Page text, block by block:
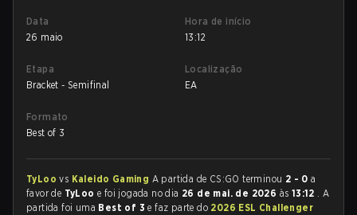
Data
26 maio
Hora de início
13:12
Etapa
Bracket - Semifinal
Localização
EA
Formato
Best of 3
TyLoovs Kaleido Gaming A partida de CS:GO terminou 2 - 0 a
favor de TyLooe foi jogada no dia 26 de mai. de 2026 às 13:12 . A
partida foi uma Best of 3e faz parte do 2026 ESL Challenger